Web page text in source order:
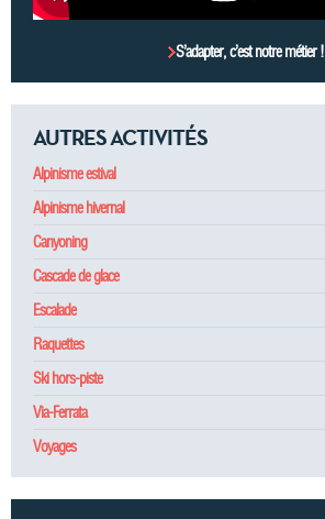
S’adapter, c’est notre métier !
AUTRES ACTIVITÉS
Alpinisme estival
Alpinisme hivernal
Canyoning
Cascade de glace
Escalade
Raquettes
Ski hors-piste
Via-Ferrata
Voyages